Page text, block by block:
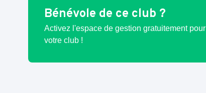
Bénévole de ce club ?
Activez l'espace de gestion gratuitement pour
votre club !